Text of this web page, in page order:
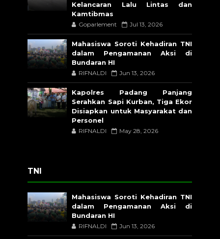
Kelancaran Lalu Lintas dan
Kamtibmas
Goparlement Jul 13, 2026
Mahasiswa Soroti Kehadiran TNI
dalam Pengamanan Aksi di
Bundaran HI
RIFNALDI Jun 13, 2026
Kapolres Padang Panjang
Serahkan Sapi Kurban, Tiga Ekor
Disiapkan untuk Masyarakat dan
Personel
RIFNALDI May 28, 2026
TNI
Mahasiswa Soroti Kehadiran TNI
dalam Pengamanan Aksi di
Bundaran HI
RIFNALDI Jun 13, 2026